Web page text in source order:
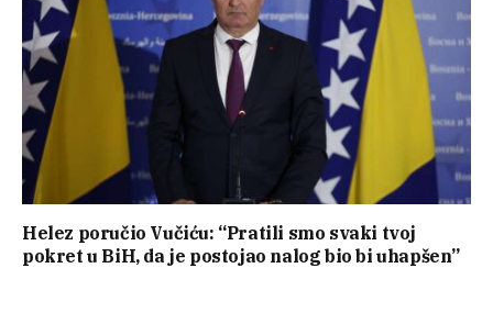
Helez poručio Vučiću: “Pratili smo svaki tvoj
pokret u BiH, da je postojao nalog bio bi uhapšen”